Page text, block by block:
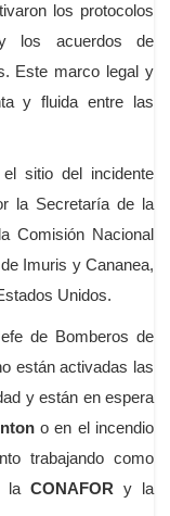
los protocolos
los acuerdos de
Este marco legal y
y fluida entre las
sitio del incidente
la Secretaría de la
Comisión Nacional
Imuris y Cananea,
Unidos.
de Bomberos de
están activadas las
y están en espera
o en el incendio
trabajando como
laCONAFOR y la